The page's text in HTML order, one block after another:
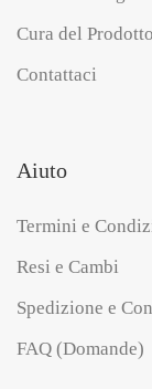
Cura del Prodotto
Contattaci
Aiuto
Termini e
Resi e Cambi
Spedizione e
FAQ (Domande)